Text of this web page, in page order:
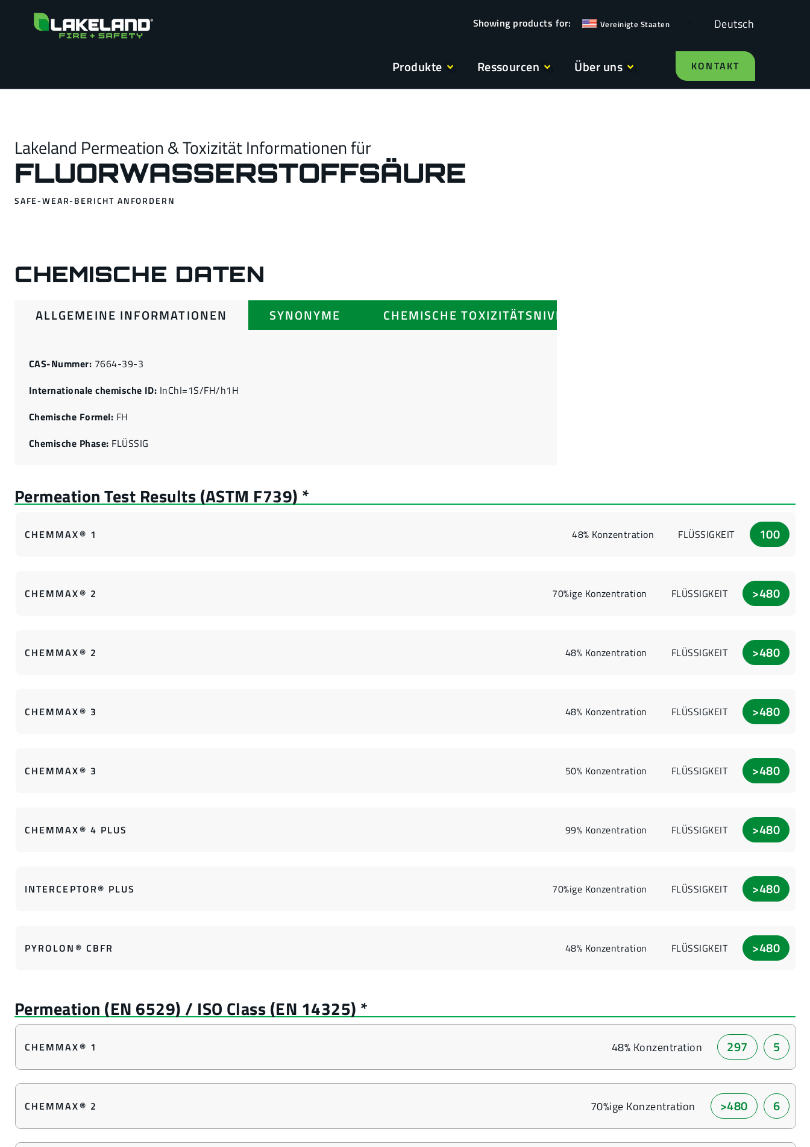
Vereinigte Staaten Deutsch
Produkte Ressourcen Über uns KONTAKT
Lakeland Permeation & Toxizität Informationen für
FLUORWASSERSTOFFSÄURE
SAFE-WEAR-BERICHT ANFORDERN
CHEMISCHE DATEN
ALLGEMEINE INFORMATIONEN SYNONYME CHEMISCHE TOXIZITÄTSNIVEAUS
CAS-Nummer: 7664-39-3
Internationale chemische ID: InChI=1S/FH/h1H
Chemische Formel: FH
Chemische Phase: FLÜSSIG
CHEMMAX® 1 48% Konzentration FLÜSSIGKEIT 100
CHEMMAX® 2 70%ige Konzentration FLÜSSIGKEIT >480
CHEMMAX® 2 48% Konzentration FLÜSSIGKEIT >480
CHEMMAX® 3 48% Konzentration FLÜSSIGKEIT >480
CHEMMAX® 3 50% Konzentration FLÜSSIGKEIT >480
CHEMMAX® 4 PLUS 99% Konzentration FLÜSSIGKEIT >480
INTERCEPTOR® PLUS 70%ige Konzentration FLÜSSIGKEIT >480
PYROLON® CBFR 48% Konzentration FLÜSSIGKEIT >480
CHEMMAX® 1 48% Konzentration 297 5
CHEMMAX® 2 70%ige Konzentration >480 6